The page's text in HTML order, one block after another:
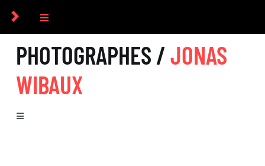
Passer
contenu
Toggle
Navigation
COLLECTIF
PHOTOGRAPHES
PHOTOGRAPHES /JONAS
WIBAUX
Toggle